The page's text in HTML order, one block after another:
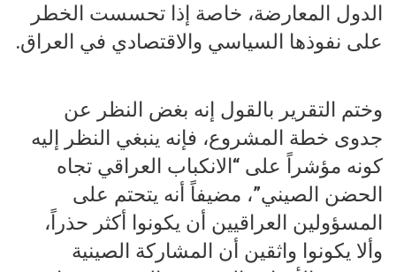
الدول المعارضة، خاصة إذا تحسست الخطر
على نفوذها السياسي والاقتصادي في العراق.
وختم التقرير بالقول إنه بغض النظر عن
جدوى خطة المشروع، فإنه ينبغي النظر إليه
كونه مؤشراً على “الانكباب العراقي تجاه
الحضن الصيني”، مضيفاً أنه يتحتم على
المسؤولين العراقيين أن يكونوا أكثر حذراً،
وألا يكونوا واثقين أن المشاركة الصينية